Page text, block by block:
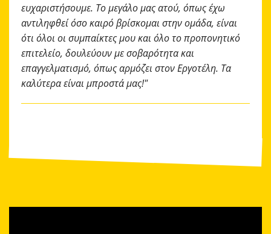
ευχαριστήσουμε. Το μεγάλο μας ατού, όπως έχω
αντιληφθεί όσο καιρό βρίσκομαι στην ομάδα, είναι
ότι όλοι οι συμπαίκτες μου και όλο το προπονητικό
επιτελείο, δουλεύουν με σοβαρότητα και
επαγγελματισμό, όπως αρμόζει στον Εργοτέλη. Τα
καλύτερα είναι μπροστά μας!"